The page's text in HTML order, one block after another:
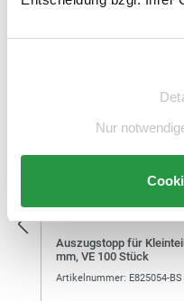
Nur
Auszugstopp für
mm, VE 100 Stück
Artikelnummer: E825054-BS